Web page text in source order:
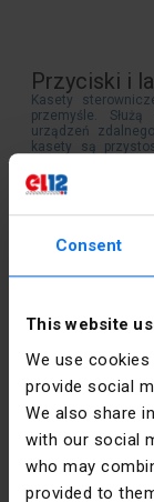
Consent
This website
We use
provide social
We also share
with our social
who may
provided to
Przyciski i
Kasety
przemyśle.
urządzeń
kasety są
przemiennego
lampki sygnałowe
17:00
sobota:8:00 - 13:00
tel.:12 269 12 12
info@el12.pl